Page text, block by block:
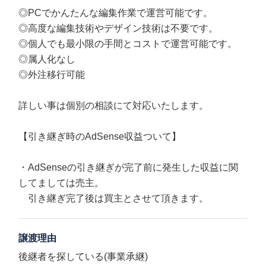
◎PCでかんたんな編集作業で運営可能です。
◎高度な編集技術やデザイン技術は不要です。
◎個人でも最小限の手間とコストで運営可能です。
◎属人化なし
◎外注移行可能
詳しい事は個別の相談にて対応いたします。
【引き継ぎ時のAdSense収益ついて】
・AdSenseの引き継ぎが完了前に発生した収益に関
してましては売主。
引き継ぎ完了後は買主とさせて頂きます。
譲渡理由
後継者を探している(事業承継)